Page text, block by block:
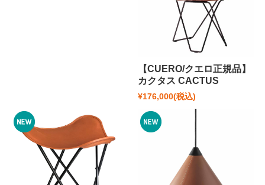
【CUERO/クエロ正規品】
カクタス CACTUS
¥176,000(税込)